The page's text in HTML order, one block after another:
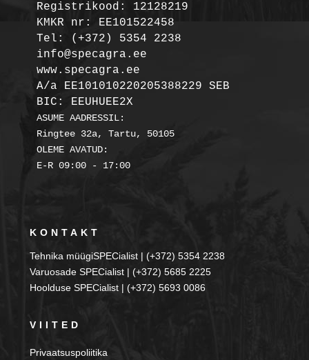
Registrikood: 12128219
KMKR nr: EE101522458
Tel: (+372) 5354 2238
info@specagra.ee
A/a EE101010220205388229 SEB
BIC: EEUHUEE2X
ASUME AADRESSIL:
Ringtee 32a, Tartu, 50105
OLEME AVATUD:
E-R 09:00 - 17:00
KONTAKT
Tehnika müügiSPECialist | (+372) 5354 2238
Varuosade SPECialist | (+372) 5685 2225
Hoolduse SPECialist | (+372) 5693 0086
VIITED
Privaatsuspoliitika